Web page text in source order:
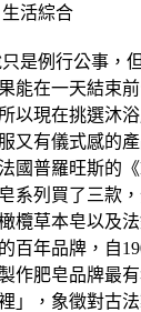
生活綜合
是例行公事，
能在一天結束
以現在挑選沐
又有儀式感的
國普羅旺斯的《
系列買了三款
欖草本皂以及
百年品牌，自
作肥皂品牌最
」，象徵對古